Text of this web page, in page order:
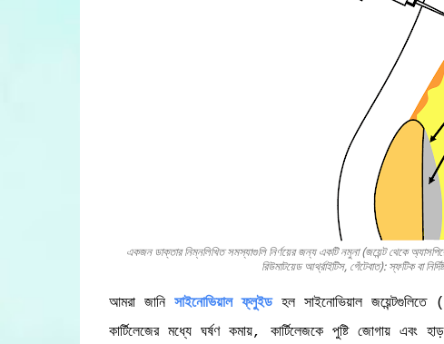
একজন ডাক্তার নিম্নলিখিত সমস্যাগুলি নির্ণয়ের জন্য একটি নমুনা (জয়েন্ট থেকে
রিউমাটয়েড আর্থ্রাইটিস, গেঁটেবাত): স্ফটিক বা
আমরা জানি সাইনোভিয়াল ফ্লুইডহল সাইনোভিয়াল জয়েন্টগুলিতে
কার্টিলেজের মধ্যে ঘর্ষণ কমায়, কার্টিলেজকে পুষ্টি জোগায়